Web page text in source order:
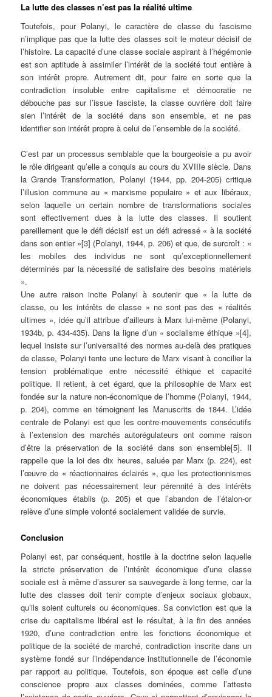
La lutte des classes n’est pas la réalité ultime
Toutefois, pour Polanyi, le caractère de classe du fascisme
n’implique pas que la lutte des classes soit le moteur décisif de
l’histoire. La capacité d’une classe sociale aspirant à l’hégémonie
est son aptitude à assimiler l’intérêt de la société tout entière à
son intérêt propre. Autrement dit, pour faire en sorte que la
contradiction insoluble entre capitalisme et démocratie ne
débouche pas sur l’issue fasciste, la classe ouvrière doit faire
sien l’intérêt de la société dans son ensemble, et ne pas
identifier son intérêt propre à celui de l’ensemble de la société.
C’est par un processus semblable que la bourgeoisie a pu avoir
le rôle dirigeant qu’elle a conquis au cours du XVIIIe siècle. Dans
la Grande Transformation, Polanyi (1944, pp. 204-205) critique
l’illusion commune au « marxisme populaire » et aux libéraux,
selon laquelle un certain nombre de transformations sociales
sont effectivement dues à la lutte des classes. Il soutient
pareillement que le défi décisif est un défi adressé « à la société
dans son entier »[3] (Polanyi, 1944, p. 206) et que, de surcroît : «
les mobiles des individus ne sont qu’exceptionnellement
déterminés par la nécessité de satisfaire des besoins matériels
».
Une autre raison incite Polanyi à soutenir que « la lutte de
classe, ou les intérêts de classe » ne sont pas des « réalités
ultimes », idée qu’il attribue d’ailleurs à Marx lui-même (Polanyi,
1934b, p. 434-435). Dans la ligne d’un « socialisme éthique »[4],
lequel insiste sur l’universalité des normes au-delà des pratiques
de classe, Polanyi tente une lecture de Marx visant à concilier la
tension problématique entre nécessité éthique et capacité
politique. Il retient, à cet égard, que la philosophie de Marx est
fondée sur la nature non-économique de l’homme (Polanyi, 1944,
p. 204), comme en témoignent les Manuscrits de 1844. L’idée
centrale de Polanyi est que les contre-mouvements consécutifs
à l’extension des marchés autorégulateurs ont comme raison
d’être la préservation de la société dans son ensemble[5]. Il
rappelle que la loi des dix heures, saluée par Marx (p. 224), est
l’œuvre de « réactionnaires éclairés », que les protectionnismes
ne doivent pas nécessairement leur pérennité à des intérêts
économiques établis (p. 205) et que l’abandon de l’étalon-or
relève d’une simple volonté socialement validée de survie.
Conclusion
Polanyi est, par conséquent, hostile à la doctrine selon laquelle
la stricte préservation de l’intérêt économique d’une classe
sociale est à même d’assurer sa sauvegarde à long terme, car la
lutte des classes doit tenir compte d’enjeux sociaux globaux,
qu’ils soient culturels ou économiques. Sa conviction est que la
crise du capitalisme libéral est le résultat, à la fin des années
1920, d’une contradiction entre les fonctions économique et
politique de la société de marché, contradiction inscrite dans un
système fondé sur l’indépendance institutionnelle de l’économie
par rapport au politique. Toutefois, son époque est celle d’une
conscience propre aux classes dominées, comme l’atteste